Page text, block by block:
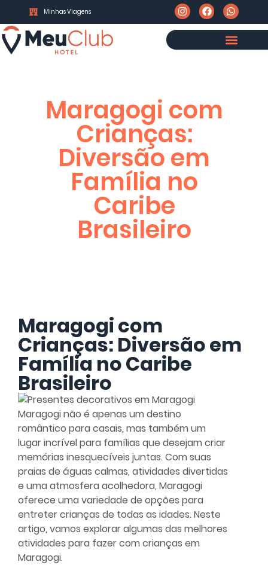
Minhas Viagens
Maragogi com
Crianças:
Diversão em
Família no
Caribe
Brasileiro
Maragogi com
Crianças: Diversão em
Família no Caribe
Brasileiro
Maragogi não é apenas um destino
romântico para casais, mas também um
lugar incrível para famílias que desejam criar
memórias inesquecíveis juntas. Com suas
praias de águas calmas, atividades divertidas
e uma atmosfera acolhedora, Maragogi
oferece uma variedade de opções para
entreter crianças de todas as idades. Neste
artigo, vamos explorar algumas das melhores
atividades para fazer com crianças em
Maragogi.